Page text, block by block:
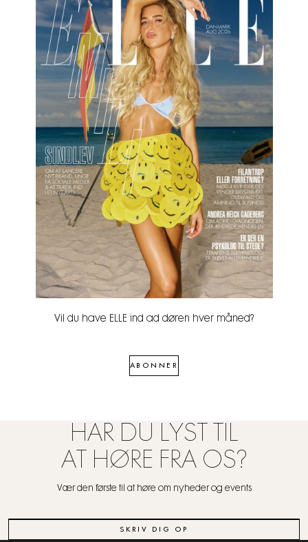
Vil du have ELLE ind ad døren hver måned?
ABONNER
HAR DU LYST TIL
AT HØRE FRA OS?
Vær den første til at høre om nyheder og events
SKRIV DIG OP